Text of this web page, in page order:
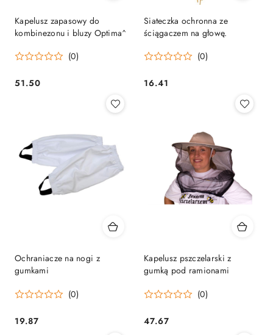
Kapelusz zapasowy do
kombinezonu i bluzy Optima^
(0)
Cena:
51.50
Siateczka ochronna ze
ściągaczem na głowę.
(0)
Cena:
16.41
Ochraniacze na nogi z
gumkami
(0)
Cena:
19.87
Kapelusz pszczelarski z
gumką pod ramionami
(0)
Cena:
47.67